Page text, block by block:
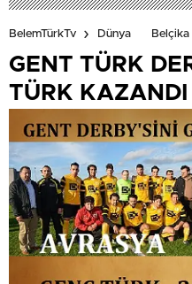
BelemTürkTv Dünya Belçika
GENT TÜRK
TÜRK KAZANDI